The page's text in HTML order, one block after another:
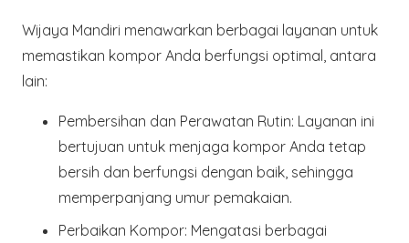
Wijaya Mandiri menawarkan berbagai layanan untuk
memastikan kompor Anda berfungsi optimal, antara
lain:
Pembersihan dan Perawatan Rutin: Layanan ini
bertujuan untuk menjaga kompor Anda tetap
bersih dan berfungsi dengan baik, sehingga
memperpanjang umur pemakaian.
Perbaikan Kompor: Mengatasi berbagai